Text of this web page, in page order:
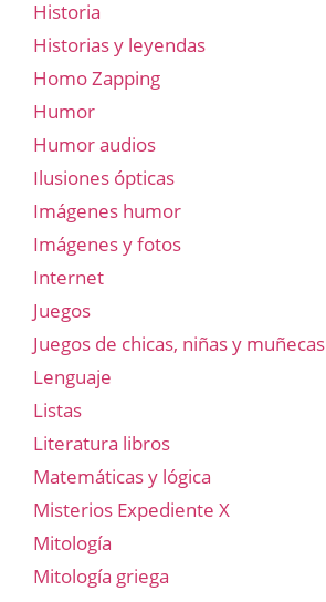
Historia
Historias y leyendas
Homo Zapping
Humor
Humor audios
Ilusiones ópticas
Imágenes humor
Imágenes y fotos
Internet
Juegos
Juegos de chicas, niñas y muñecas
Lenguaje
Listas
Literatura libros
Matemáticas y lógica
Misterios Expediente X
Mitología
Mitología griega